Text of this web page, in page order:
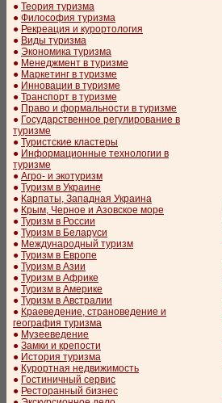
● Теория туризма
● Философия туризма
● Рекреация и курортология
● Виды туризма
● Экономика туризма
● Менеджмент в туризме
● Маркетинг в туризме
● Инновации в туризме
● Транспорт в туризме
● Право и формальности в туризме
● Государственное регулирование в
туризме
● Туристские кластеры
● Информационные технологии в
туризме
● Агро- и экотуризм
● Туризм в Украине
● Карпаты, Западная Украина
● Крым, Черное и Азовское море
● Туризм в России
● Туризм в Беларуси
● Международный туризм
● Туризм в Европе
● Туризм в Азии
● Туризм в Африке
● Туризм в Америке
● Туризм в Австралии
● Краеведение, страноведение и
география туризма
● Музееведение
● Замки и крепости
● История туризма
● Курортная недвижимость
● Гостиничный сервис
● Ресторанный бизнес